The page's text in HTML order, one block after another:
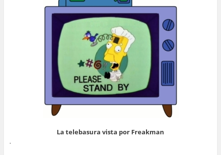
La telebasura vista por Freakman
.